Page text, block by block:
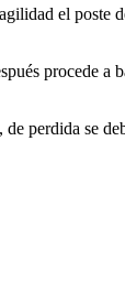
el poste
procede a
perdida se